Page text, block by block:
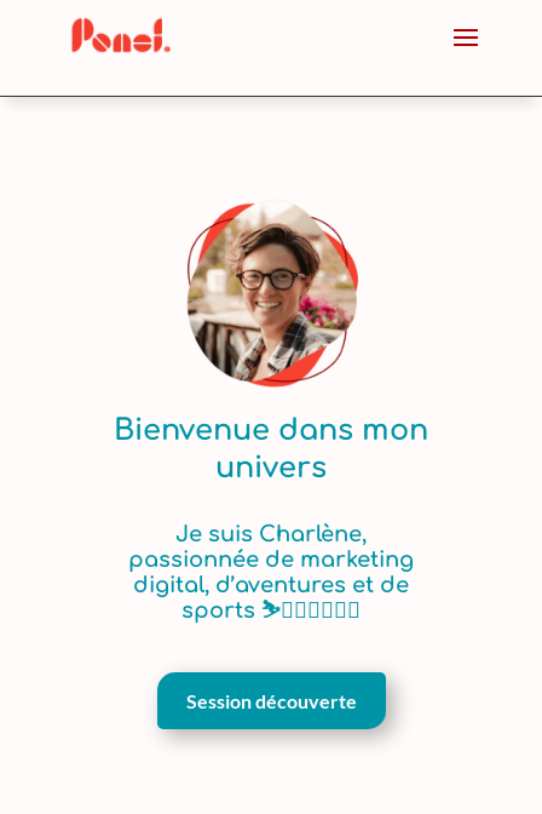
Bienvenue dans mon
univers
Je suis Charlène,
passionnée de marketing
digital, d’aventures et de
sports ⛷️🏊🏻‍♀️🚴🏻‍♀️
Session découverte